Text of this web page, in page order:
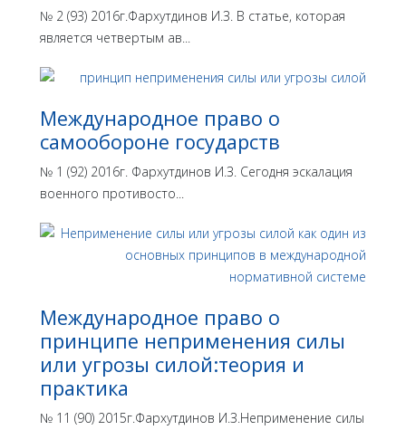
№ 2 (93) 2016г.Фархутдинов И.З. В статье, которая
является четвертым ав...
Международное право о
самообороне государств
№ 1 (92) 2016г. Фархутдинов И.З. Сегодня эскалация
военного противосто...
Международное право о
принципе неприменения силы
или угрозы силой:теория и
практика
№ 11 (90) 2015г.Фархутдинов И.З.Неприменение силы